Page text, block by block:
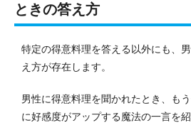
ときの答え方
特定の得意料理を答える以外にも、
え方が存在します。
男性に得意料理を聞かれたとき、も
に好感度がアップする魔法の一言を紹